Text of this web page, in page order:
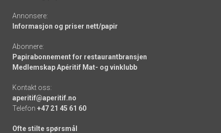
Annonsere:
Informasjon og priser nett/papir
Abonnere:
Papirabonnement for restaurantbransjen
Medlemskap Apéritif Mat- og vinklubb
Kontakt oss:
aperitif@aperitif.no
Telefon +47 21 45 61 60
Ofte stilte spørsmål